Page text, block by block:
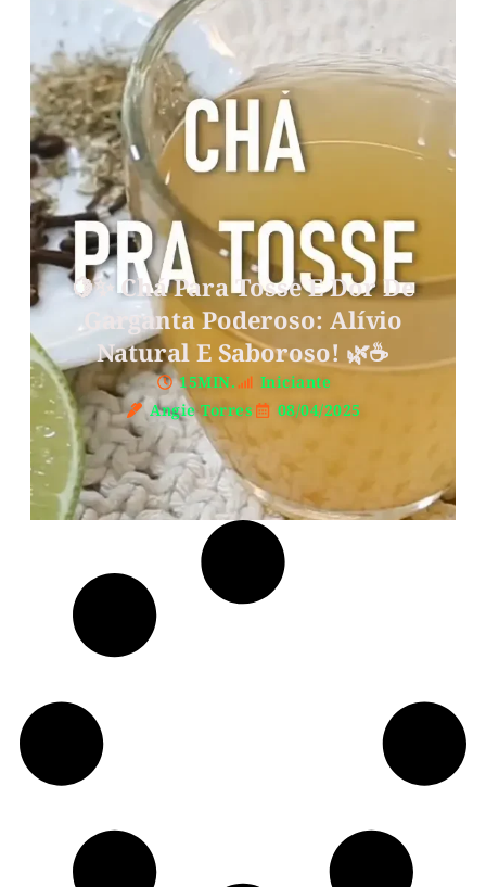
🍋✨ Chá Para Tosse E Dor De
Garganta Poderoso: Alívio
Natural E Saboroso! 🌿☕️
15MIN.
Iniciante
Angie Torres
08/04/2025